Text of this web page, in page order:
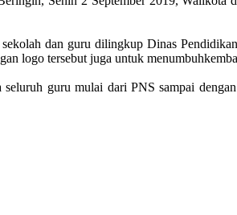
dan guru dilingkup Dinas
logo tersebut juga untuk
guru mulai dari PNS sampai